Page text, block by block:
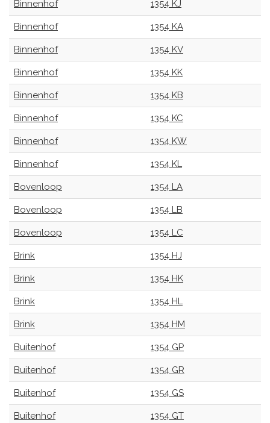
Binnenhof 1354 KJ
Binnenhof 1354 KA
Binnenhof 1354 KV
Binnenhof 1354 KK
Binnenhof 1354 KB
Binnenhof 1354 KC
Binnenhof 1354 KW
Binnenhof 1354 KL
Bovenloop 1354 LA
Bovenloop 1354 LB
Bovenloop 1354 LC
Brink 1354 HJ
Brink 1354 HK
Brink 1354 HL
Brink 1354 HM
Buitenhof 1354 GP
Buitenhof 1354 GR
Buitenhof 1354 GS
Buitenhof 1354 GT